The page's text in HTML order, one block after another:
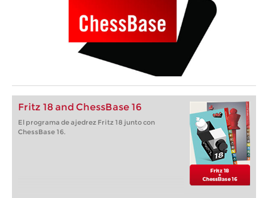
Fritz 18 and ChessBase 16
El programa de ajedrez Fritz 18 junto con
ChessBase 16.